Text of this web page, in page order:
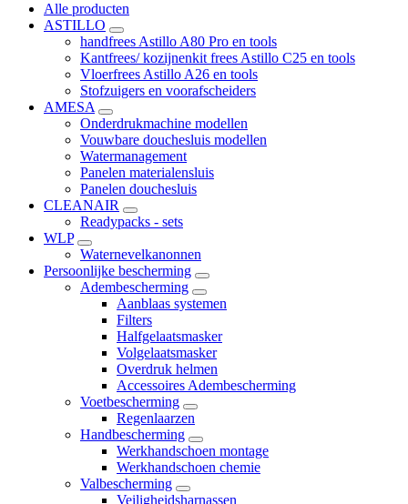
Alle producten
ASTILLO
handfrees Astillo A80 Pro en tools
Kantfrees/ kozijnenkit frees Astillo C25 en tools
Vloerfrees Astillo A26 en tools
Stofzuigers en voorafscheiders
AMESA
Onderdrukmachine modellen
Vouwbare douchesluis modellen
Watermanagement
Panelen materialensluis
Panelen douchesluis
CLEANAIR
Readypacks - sets
WLP
Waternevelkanonnen
Persoonlijke bescherming
Adembescherming
Aanblaas systemen
Filters
Halfgelaatsmasker
Volgelaatsmasker
Overdruk helmen
Accessoires Adembescherming
Voetbescherming
Regenlaarzen
Handbescherming
Werkhandschoen montage
Werkhandschoen chemie
Valbescherming
Veiligheidsharnassen